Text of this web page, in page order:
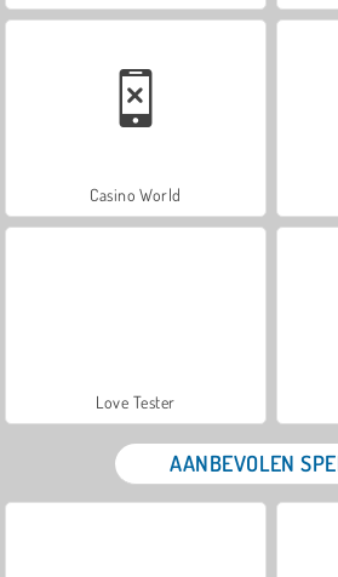
Casino World
Love Tester
AANBEVOLEN